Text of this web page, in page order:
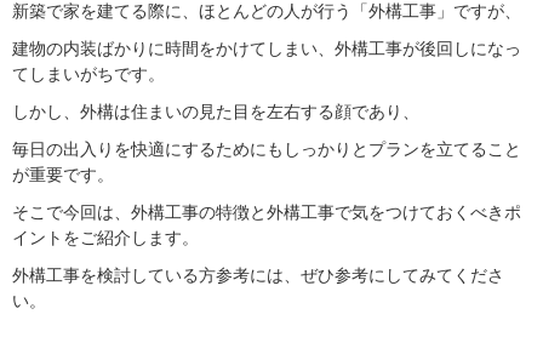
新築で家を建てる際に、ほとんどの人が行う「外構工事」ですが、
建物の内装ばかりに時間をかけてしまい、外構工事が後回しになっ
てしまいがちです。
しかし、外構は住まいの見た目を左右する顔であり、
毎日の出入りを快適にするためにもしっかりとプランを立てること
が重要です。
そこで今回は、外構工事の特徴と外構工事で気をつけておくべきポ
イントをご紹介します。
外構工事を検討している方参考には、ぜひ参考にしてみてくださ
い。